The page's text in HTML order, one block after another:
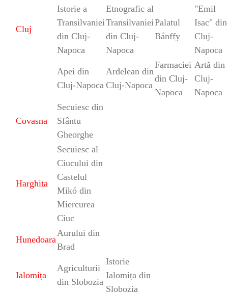
Cluj
Istorie a
Transilvaniei
din Cluj-
Napoca
Etnografic al
Transilvaniei
din Cluj-
Napoca
Palatul
Bánffy
"Emil
Isac" din
Cluj-
Napoca
Apei din
Cluj-Napoca
Ardelean din
Cluj-Napoca
Farmaciei
din Cluj-
Napoca
Artă din
Cluj-
Napoca
Covasna
Secuiesc din
Sfântu
Gheorghe
Harghita
Secuiesc al
Ciucului din
Castelul
Mikó din
Miercurea
Ciuc
Hunedoara
Aurului din
Brad
Ialomița
Agriculturii
din Slobozia
Istorie
Ialomița din
Slobozia